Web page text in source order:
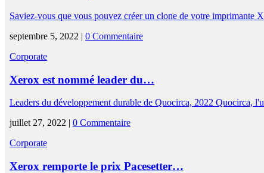
Saviez-vous que vous pouvez créer un clone de votre
septembre 5, 2022 | 0 Commentaire
Corporate
Xerox est nommé leader du…
Leaders du développement durable de Quocirca, 2022 Quocirca,
juillet 27, 2022 | 0 Commentaire
Corporate
Xerox remporte le prix Pacesetter…